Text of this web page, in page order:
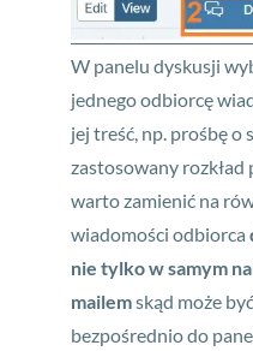
W panelu dyskusji
jednego odbiorcę
jej treść, np. prośbę o
zastosowany
warto zamienić na
wiadomości odbiorca
nie tylko w samym
mailemskąd może
bezpośrednio do